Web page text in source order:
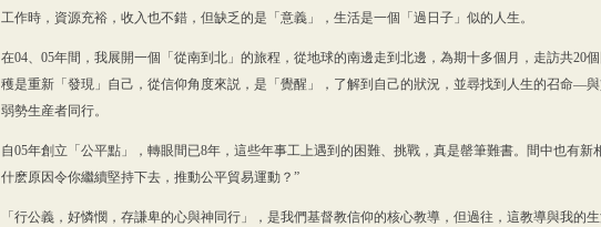
工作時，資源充裕，收入也不錯，但缺乏的是「意義」，生活是一個「過日子」似的人生。
在04、05年間，我展開一個「從南到北」的旅程，從地球的南邊走到北邊，為期十多個月，走訪共20
穫是重新「發現」自己，從信仰角度來説，是「覺醒」，了解到自己的狀況，並尋找到人生的召命—
弱勢生産者同行。
自05年創立「公平點」，轉眼間已8年，這些年事工上遇到的困難、挑戰，真是罄筆難書。間中也有新
什麽原因令你繼續堅持下去，推動公平貿易運動？”
「行公義，好憐憫，存謙卑的心與神同行」，是我們基督教信仰的核心教導，但過往，這教導與我的